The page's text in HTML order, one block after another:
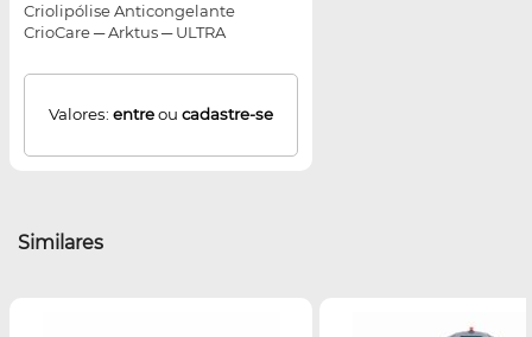
Criolipólise Anticongelante
CrioCare ─ Arktus ─ ULTRA
Valores: entreou cadastre-se
Similares